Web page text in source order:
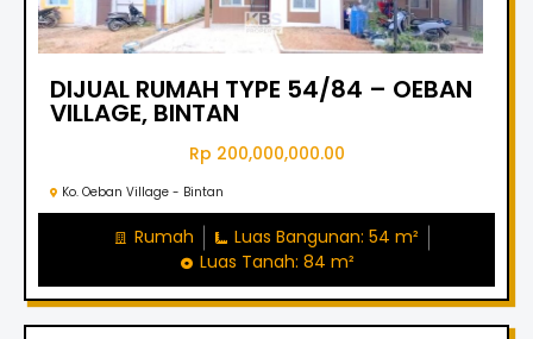
DIJUAL RUMAH TYPE 54/84 – OEBAN
VILLAGE, BINTAN
Rp 200,000,000.00
Ko. Oeban Village - Bintan
Rumah
Luas Bangunan: 54 m²
Luas Tanah: 84 m²